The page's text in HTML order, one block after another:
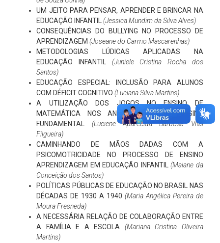
UM JEITO PARA PENSAR, APRENDER E BRINCAR NA
EDUCAÇÃO INFANTIL
(Jessica Mundim da Silva Alves)
CONSEQUÊNCIAS DO BULLYING NO PROCESSO DE
APRENDIZAGEM (Joseane do Carmo Mascarenhas)
METODOLOGIAS LÚDICAS APLICADAS NA
EDUCAÇÃO INFANTIL
(Juniele Cristina Rocha dos
Santos)
EDUCAÇÃO ESPECIAL: INCLUSÃO PARA ALUNOS
COM DÉFICIT COGNITIVO (Luciana Silva Martins)
A UTILIZAÇÃO DOS JOGOS NO ENSINO DE
MATEMÁTICA NOS ANOS INICIAIS DO ENSINO
FUNDAMENTAL
(Luciene Aparecida Barbosa Vital
Filgueira)
CAMINHANDO DE MÃOS DADAS COM A
PSICOMOTRICIDADE NO PROCESSO DE ENSINO
APRENDIZAGEM EM EDUCAÇÃO INFANTIL
(Maiane da
Conceição dos Santos)
POLÍTICAS PÚBLICAS DE EDUCAÇÃO NO BRASIL NAS
DÉCADAS DE 1930 A 1940 (Maria Angélica Pereira de
Moura Fresneda)
A NECESSÁRIA RELAÇÃO DE COLABORAÇÃO ENTRE
A FAMÍLIA E A ESCOLA (Mariana Cristina Oliveira
Martins)